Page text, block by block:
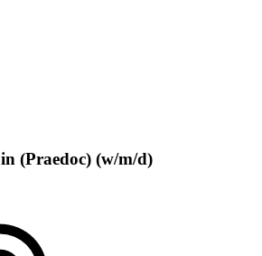
(Praedoc) (w/m/d)